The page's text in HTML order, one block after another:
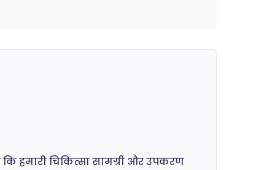
हमारी चिकित्सा सामग्री और उपकरण